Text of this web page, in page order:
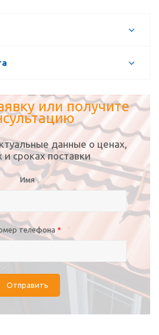
или получите
данные о ценах,
и сроках поставки
Имя
телефона *
Отправить